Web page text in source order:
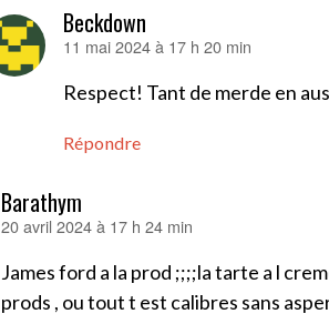
Beckdown
dit :
11 mai 2024 à 17 h 20 min
Respect! Tant de merde en
Répondre
Barathym
dit :
20 avril 2024 à 17 h 24 min
James ford a la prod ;;;;la tarte a l
prods , ou tout t est calibres sans